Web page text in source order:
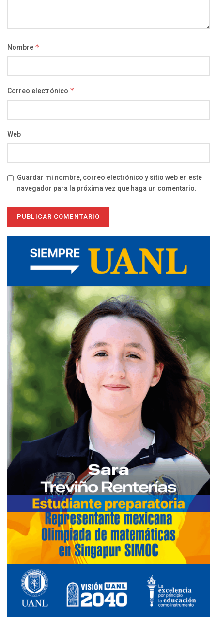
Nombre *
Correo electrónico *
Web
Guardar mi nombre, correo electrónico y sitio web en este
navegador para la próxima vez que haga un comentario.